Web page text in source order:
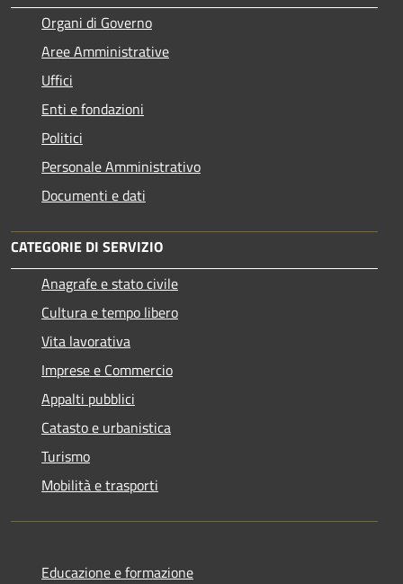
Organi di Governo
Aree Amministrative
Uffici
Enti e fondazioni
Politici
Personale Amministrativo
Documenti e dati
CATEGORIE DI SERVIZIO
Anagrafe e stato civile
Cultura e tempo libero
Vita lavorativa
Imprese e Commercio
Appalti pubblici
Catasto e urbanistica
Turismo
Mobilità e trasporti
Educazione e formazione